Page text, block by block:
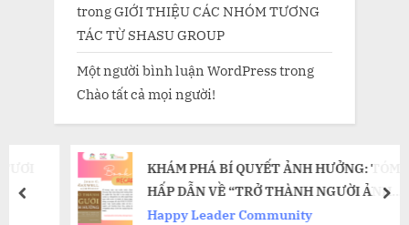
trongGIỚI THIỆU CÁC NHÓM TƯƠNG
TÁC TỪ SHASU GROUP
Một người bình luận WordPresstrong
Chào tất cả mọi người!
KHÁM PHÁ BÍ QUYẾT ẢNH HƯỞNG: TÓM TẮT
HẤP DẪN VỀ “TRỞ THÀNH NGƯỜI ẢNH
HƯỞNG” CỦA JOHN C. MAXWELL
Happy Leader Community
prev